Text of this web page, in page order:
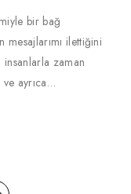
bir bağ
mesajlarımı ilettiğini
zaman
ayrıca…